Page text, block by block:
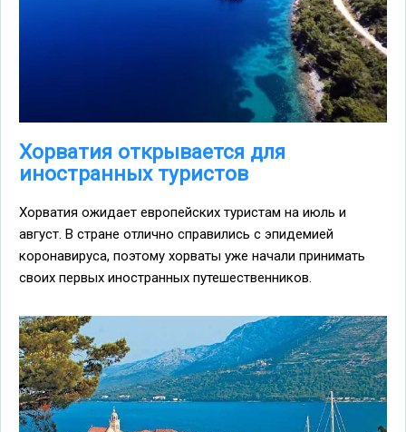
Хорватия открывается для
иностранных туристов
Хорватия ожидает европейских туристам на июль и
август. В стране отлично справились с эпидемией
коронавируса, поэтому хорваты уже начали принимать
своих первых иностранных путешественников.